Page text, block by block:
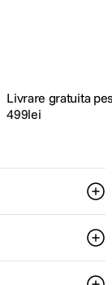
Livrare gratuita
499lei